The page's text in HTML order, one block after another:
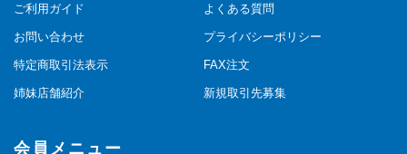
ご利用ガイド よくある質問
お問い合わせ プライバシーポリシー
特定商取引法表示 FAX注文
姉妹店舗紹介 新規取引先募集
会員メニュー